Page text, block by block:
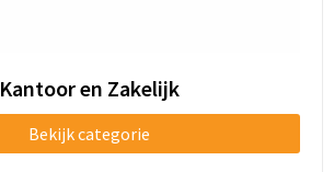
Kantoor en Zakelijk
Bekijk categorie